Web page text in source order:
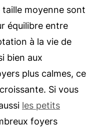
moyenne sont
équilibre entre
à la vie de
bien aux
plus calmes, ce
Si vous
les petits
foyers